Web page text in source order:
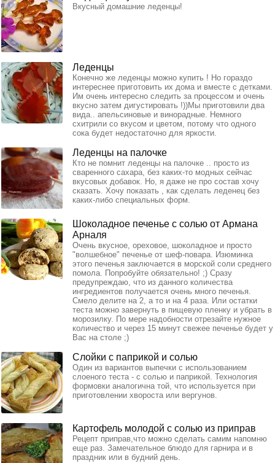
Вкусный домашние леденцы!
Леденцы
Конечно же леденцы можно купить ! Но гораздо
интереснее приготовить их дома и вместе с детками.
Им очень интересно следить за процессом и очень
вкусно затем дигустировать !))Мы приготовили два
вида.. апельсиновые и винорадные. Немного
схитрили со вкусом и цветом, потому что одного
сока будет недостаточно для яркости.
Леденцы на палочке
Кто не помнит леденцы на палочке .. просто из
сваренного сахара, без каких-то модных сейчас
вкусовых добавок. Но, я даже не про состав хочу
сказать. Хочу показать , как сделать леденец без
каких-либо специальных форм.
Шоколадное печенье с солью от Армана
Арналя
Очень вкусное, ореховое, шоколадное и просто
"волшебное" печенье от шеф-повара. Изюминка
этого печенья заключается в морской соли среднего
помола. Попробуйте обязательно! ;) Сразу
предупреждаю, что из данного количества
ингредиентов получается очень много печенья.
Смело делите на 2, а то и на 4 раза. Или остатки
теста можно завернуть в пищевую пленку и убрать в
морозилку. По мере надобности отрезайте нужное
количество и через 15 минут свежее печенье будет у
Вас на столе ;)
Слойки с паприкой и солью
Один из вариантов выпечки с использованием
слоеного теста - с солью и паприкой. Технология
формовки аналогична той, что используется при
приготовлении хвороста или вергунов.
Картофель молодой с солью из приправ
Рецепт приправ,что можно сделать самим напомню
еще раз. Замечательное блюдо для гарнира и в
праздник или в будний день.